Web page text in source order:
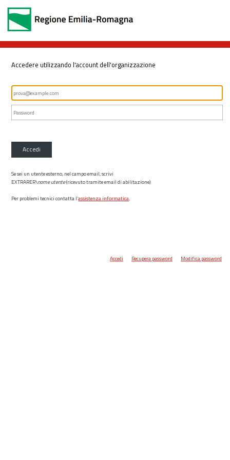
Accedere utilizzando l'account dell'organizzazione
Accedi
Se sei un utente esterno, nel campo email, scrivi
EXTRARER\nome utente(ricevuto tramite email di abilitazione)
Per problemi tecnici contatta l’assistenza informatica.
Accedi Recupera password Modifica password